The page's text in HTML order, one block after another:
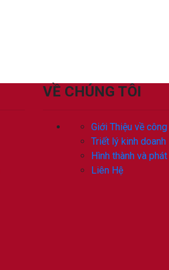
VỀ CHÚNG TÔI
Giới Thiệu về
Triết lý kinh doanh
Hình thành và
Liên Hệ